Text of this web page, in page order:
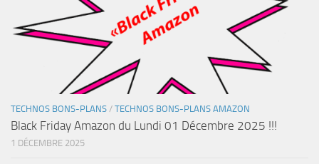
TECHNOS BONS-PLANS / TECHNOS BONS-PLANS AMAZON
Black Friday Amazon du Lundi 01 Décembre 2025 !!!
1 DÉCEMBRE 2025